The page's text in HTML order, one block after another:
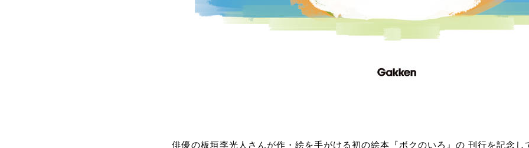
俳優の板垣李光人さんが作・絵を手がける初の絵本『ボクのいろ』の 刊行を記念し